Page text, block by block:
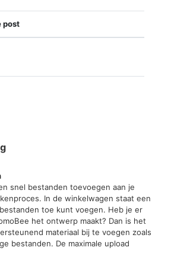
post
snel bestanden toevoegen aan je
In de winkelwagen staat een
toe kunt voegen. Heb je er
het ontwerp maakt? Dan is het
materiaal bij te voegen zoals
bestanden. De maximale upload